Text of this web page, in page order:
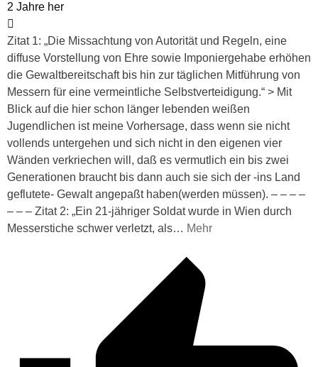
2 Jahre her
Zitat 1: „Die Missachtung von Autorität und Regeln, eine
diffuse Vorstellung von Ehre sowie Imponiergehabe erhöhen
die Gewaltbereitschaft bis hin zur täglichen Mitführung von
Messern für eine vermeintliche Selbstverteidigung.“ > Mit
Blick auf die hier schon länger lebenden weißen
Jugendlichen ist meine Vorhersage, dass wenn sie nicht
vollends untergehen und sich nicht in den eigenen vier
Wänden verkriechen will, daß es vermutlich ein bis zwei
Generationen braucht bis dann auch sie sich der -ins Land
geflutete- Gewalt angepaßt haben(werden müssen). – – – –
– – – Zitat 2: „Ein 21-jähriger Soldat wurde in Wien durch
Messerstiche schwer verletzt, als… Mehr